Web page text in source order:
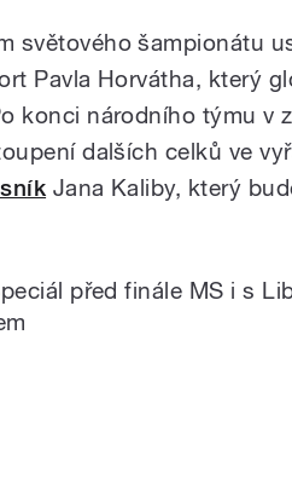
světového šampionátu
Pavla Horvátha, který
konci národního týmu v
dalších celků ve
Jana Kaliby, který
před finále MS i s